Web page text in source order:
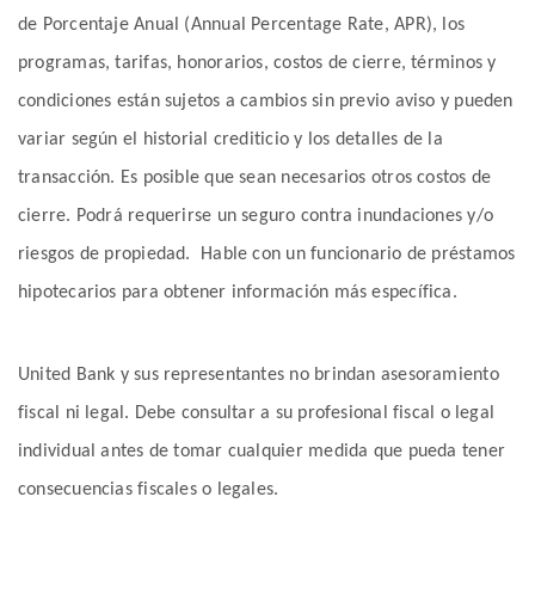
de Porcentaje Anual (Annual Percentage Rate, APR), los
programas, tarifas, honorarios, costos de cierre, términos y
condiciones están sujetos a cambios sin previo aviso y pueden
variar según el historial crediticio y los detalles de la
transacción. Es posible que sean necesarios otros costos de
cierre. Podrá requerirse un seguro contra inundaciones y/o
riesgos de propiedad. Hable con un funcionario de préstamos
hipotecarios para obtener información más específica.
United Bank y sus representantes no brindan asesoramiento
fiscal ni legal. Debe consultar a su profesional fiscal o legal
individual antes de tomar cualquier medida que pueda tener
consecuencias fiscales o legales.